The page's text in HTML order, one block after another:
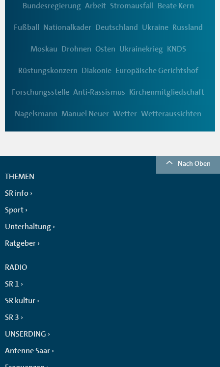
Bundesregierung Arbeit Stromausfall Beate Kern
Fußball Nationalkader Deutschland Ukraine Russland
Moskau Drohnen Osten Ukrainekrieg KNDS
Rüstungskonzern Diakonie Europäische Gerichtshof
Forschungsstelle Anti-Rassismus Kirchenmitgliedschaft
Nagelsmann Manuel Neuer Wetter Wetteraussichten
Nach Oben
THEMEN
SR info
Sport
Unterhaltung
Ratgeber
RADIO
SR 1
SR kultur
SR 3
UNSERDING
Antenne Saar